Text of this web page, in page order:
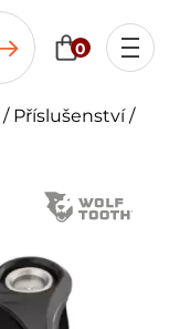
0
/ Příslušenství/